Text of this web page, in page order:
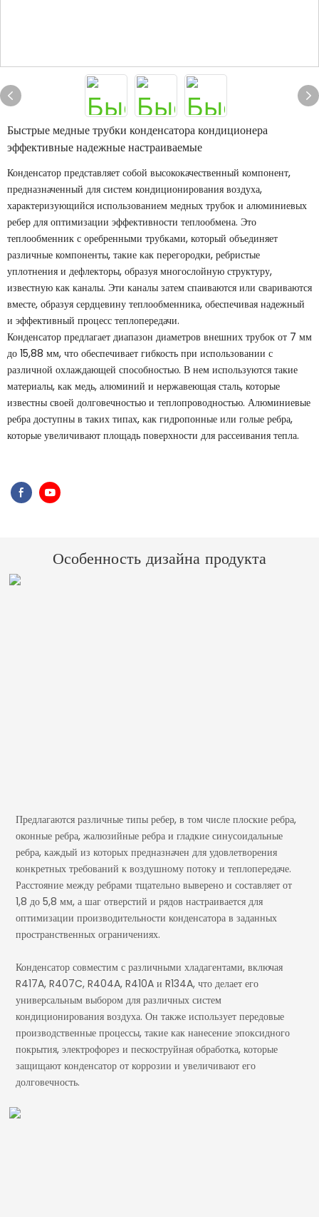
Быстрые медные трубки конденсатора кондиционера
эффективные надежные настраиваемые
Конденсатор представляет собой высококачественный компонент,
предназначенный для систем кондиционирования воздуха,
характеризующийся использованием медных трубок и алюминиевых
ребер для оптимизации эффективности теплообмена. Это
теплообменник с оребренными трубками, который объединяет
различные компоненты, такие как перегородки, ребристые
уплотнения и дефлекторы, образуя многослойную структуру,
известную как каналы. Эти каналы затем спаиваются или свариваются
вместе, образуя сердцевину теплообменника, обеспечивая надежный
и эффективный процесс теплопередачи.
Конденсатор предлагает диапазон диаметров внешних трубок от 7 мм
до 15,88 мм, что обеспечивает гибкость при использовании с
различной охлаждающей способностью. В нем используются такие
материалы, как медь, алюминий и нержавеющая сталь, которые
известны своей долговечностью и теплопроводностью. Алюминиевые
ребра доступны в таких типах, как гидропонные или голые ребра,
которые увеличивают площадь поверхности для рассеивания тепла.
Особенность дизайна продукта
Предлагаются различные типы ребер, в том числе плоские ребра,
оконные ребра, жалюзийные ребра и гладкие синусоидальные
ребра, каждый из которых предназначен для удовлетворения
конкретных требований к воздушному потоку и теплопередаче.
Расстояние между ребрами тщательно выверено и составляет от
1,8 до 5,8 мм, а шаг отверстий и рядов настраивается для
оптимизации производительности конденсатора в заданных
пространственных ограничениях.
Конденсатор совместим с различными хладагентами, включая
R417A, R407C, R404A, R410A и R134A, что делает его
универсальным выбором для различных систем
кондиционирования воздуха. Он также использует передовые
производственные процессы, такие как нанесение эпоксидного
покрытия, электрофорез и пескоструйная обработка, которые
защищают конденсатор от коррозии и увеличивают его
долговечность.